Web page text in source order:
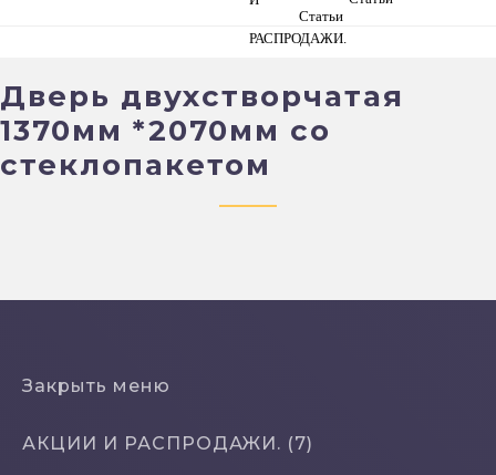
Дверь двухстворчатая
1370мм *2070мм со
стеклопакетом
Закрыть меню
АКЦИИ И РАСПРОДАЖИ. (7)